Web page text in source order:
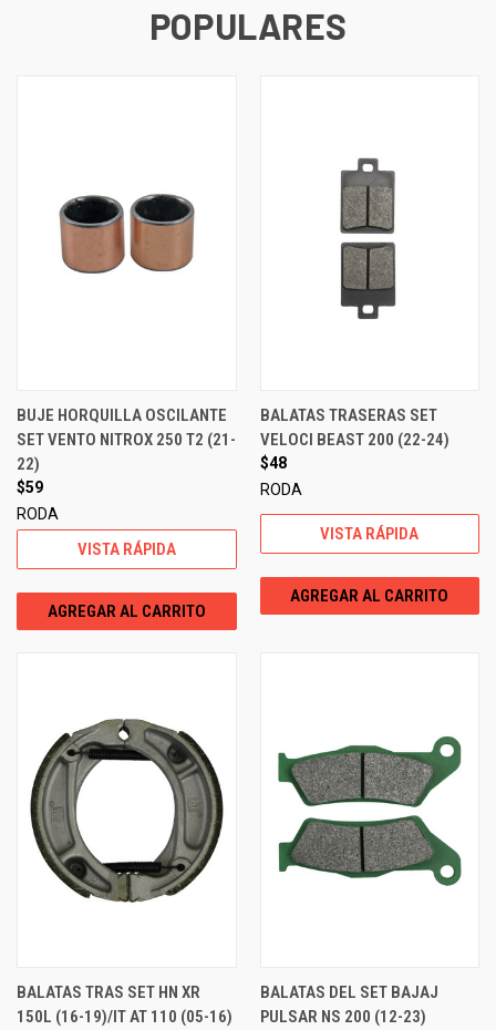
POPULARES
BUJE HORQUILLA OSCILANTE
SET VENTO NITROX 250 T2 (21-
22)
$59
RODA
VISTA RÁPIDA
AGREGAR AL CARRITO
BALATAS TRASERAS SET
VELOCI BEAST 200 (22-24)
$48
RODA
VISTA RÁPIDA
AGREGAR AL CARRITO
BALATAS TRAS SET HN XR
150L (16-19)/IT AT 110 (05-16)
BALATAS DEL SET BAJAJ
PULSAR NS 200 (12-23)